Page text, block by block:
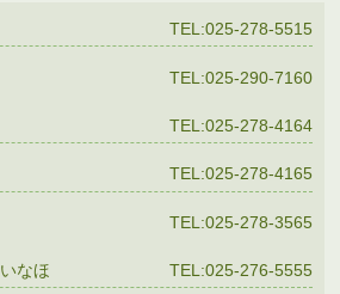
TEL:025-278-5515
TEL:025-290-7160
TEL:025-278-4164
TEL:025-278-4165
TEL:025-278-3565
なほ TEL:025-276-5555